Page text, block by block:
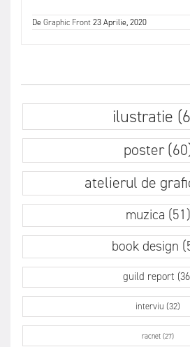
DeGraphic Front23 Aprilie, 2020
ilustratie
poster
atelierul de
muzica (51)
book design
guild report
interviu (32)
racnet (27)